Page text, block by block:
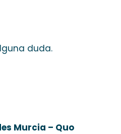
duda.
Murcia – Quo